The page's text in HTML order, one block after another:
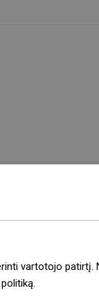
vartotojo patirtį.